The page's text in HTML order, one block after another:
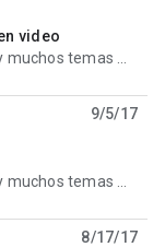
video
9/5/17
8/17/17